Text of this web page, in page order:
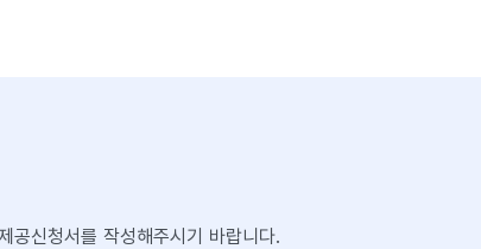
공신청서를 작성해주시기 바랍니다.